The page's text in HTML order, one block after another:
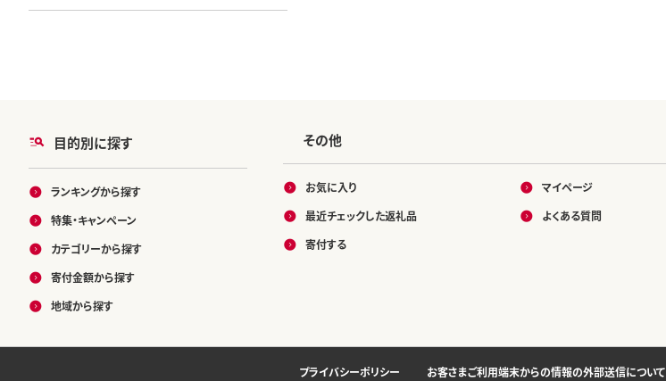
目的別に探す
ランキングから探す
特集・キャンペーン
カテゴリーから探す
寄付金額から探す
地域から探す
その他
お気に入り
最近チェックした返礼品
寄付する
マイページ
よくある質問
プライバシーポリシー お客さまご利用端末からの情報の外部送信について